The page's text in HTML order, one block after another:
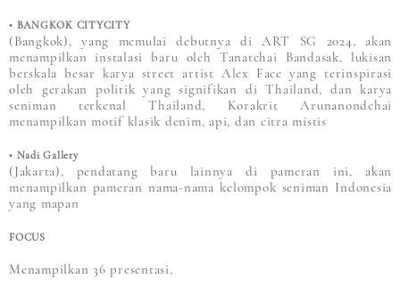
• BANGKOK CITYCITY
(Bangkok), yang memulai debutnya di ART SG 2024, akan
menampilkan instalasi baru oleh Tanatchai Bandasak, lukisan
berskala besar karya street artist Alex Face yang terinspirasi
oleh gerakan politik yang signifikan di Thailand, dan karya
seniman terkenal Thailand, Korakrit Arunanondchai
menampilkan motif klasik denim, api, dan citra mistis
• Nadi Gallery
(Jakarta), pendatang baru lainnya di pameran ini, akan
menampilkan pameran nama-nama kelompok seniman Indonesia
yang mapan
FOCUS
Menampilkan 36 presentasi,